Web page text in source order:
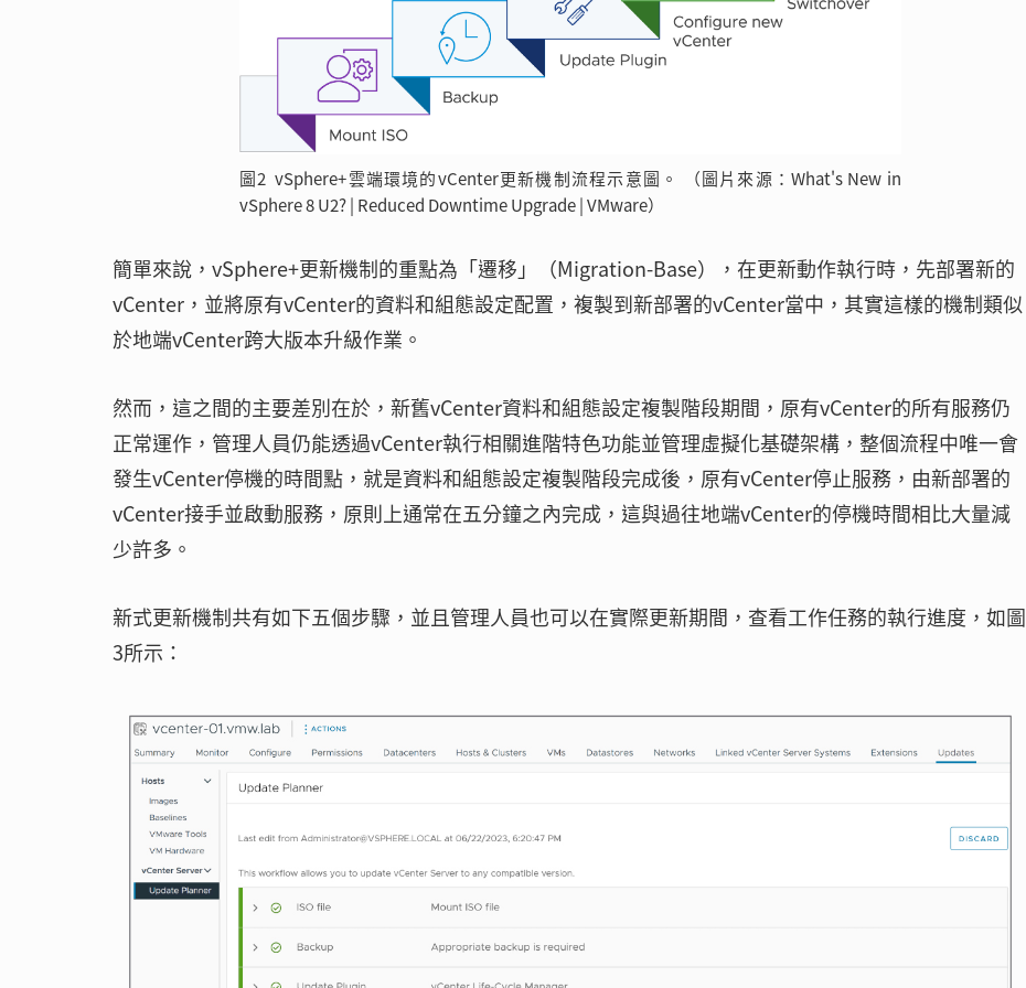
圖2 vSphere+雲端環境的vCenter更新機制流程示意圖。 （圖片來源：What's New in
vSphere 8 U2? | Reduced Downtime Upgrade | VMware）
簡單來說，vSphere+更新機制的重點為「遷移」（Migration-Base），在更新動作執行時，先部署新的
vCenter，並將原有vCenter的資料和組態設定配置，複製到新部署的vCenter當中，其實這樣的機制類似
於地端vCenter跨大版本升級作業。
然而，這之間的主要差別在於，新舊vCenter資料和組態設定複製階段期間，原有vCenter的所有服務仍
正常運作，管理人員仍能透過vCenter執行相關進階特色功能並管理虛擬化基礎架構，整個流程中唯一會
發生vCenter停機的時間點，就是資料和組態設定複製階段完成後，原有vCenter停止服務，由新部署的
vCenter接手並啟動服務，原則上通常在五分鐘之內完成，這與過往地端vCenter的停機時間相比大量減
少許多。
新式更新機制共有如下五個步驟，並且管理人員也可以在實際更新期間，查看工作任務的執行進度，如圖
3所示：